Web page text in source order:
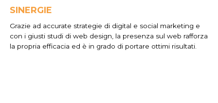
SINERGIE
Grazie ad accurate strategie di digital e social marketing e
con i giusti studi di web design, la presenza sul web rafforza
la propria efficacia ed è in grado di portare ottimi risultati.